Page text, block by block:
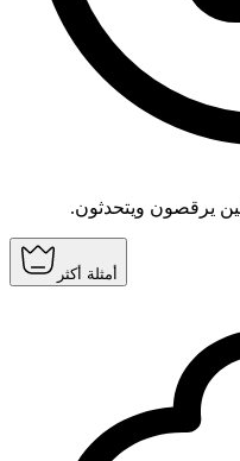
يرقصون ويتحدثون.
أمثلة أكثر